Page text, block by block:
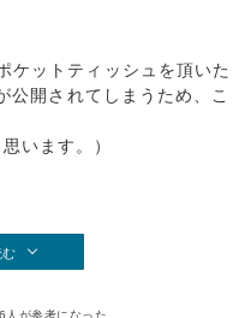
ケットティッシュを頂いた
開されてしまうため、こ
います。）
6人が参考になった